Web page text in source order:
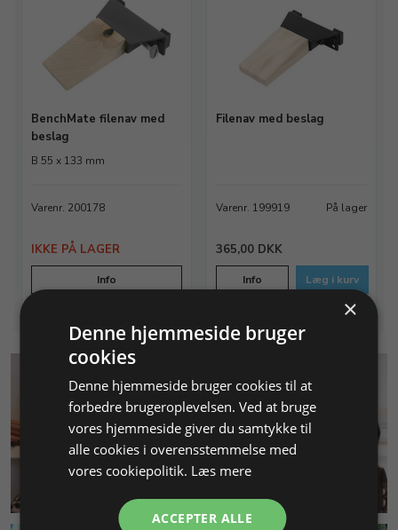
BenchMate filenav med
beslag
B 55 x 133 mm
Varenr. 200178
IKKE PÅ LAGER
Info
Filenav med beslag
Varenr. 199919 På lager
365,00 DKK
Info Læg i kurv
×
Denne hjemmeside bruger
cookies
Denne hjemmeside bruger cookies til at
forbedre brugeroplevelsen. Ved at bruge
vores hjemmeside giver du samtykke til
alle cookies i overensstemmelse med
vores cookiepolitik. Læs mere
ACCEPTER ALLE